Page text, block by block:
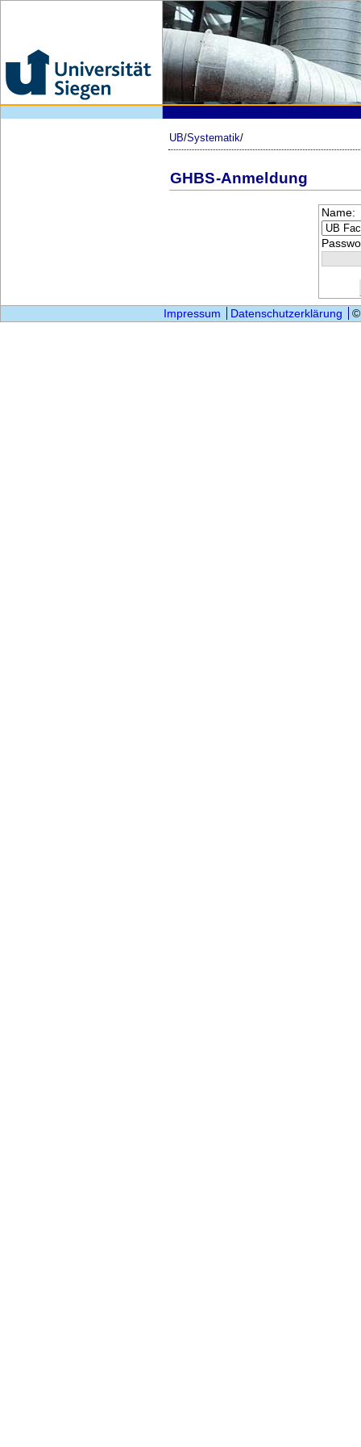
UB/Systematik/
GHBS-Anmeldung
Name:
Impressum Datenschutzerklärung ©